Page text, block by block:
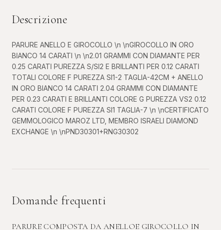
Descrizione
PARURE ANELLO E GIROCOLLO \n \nGIROCOLLO IN ORO
BIANCO 14 CARATI \n \n2.01 GRAMMI CON DIAMANTE PER
0.25 CARATI PUREZZA S/SI2 E BRILLANTI PER 0.12 CARATI
TOTALI COLORE F PUREZZA SI1-2 TAGLIA-42CM + ANELLO
IN ORO BIANCO 14 CARATI 2.04 GRAMMI CON DIAMANTE
PER 0.23 CARATI E BRILLANTI COLORE G PUREZZA VS2 0.12
CARATI COLORE F PUREZZA SI1 TAGLIA-7 \n \nCERTIFICATO
GEMMOLOGICO MAROZ LTD, MEMBRO ISRAELI DIAMOND
EXCHANGE \n \nPND30301+RNG30302
Domande frequenti
PARURE COMPOSTA DA ANELLOE GIROCOLLO IN